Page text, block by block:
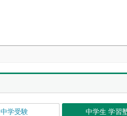
中学受験 中学生 学習